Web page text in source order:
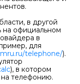
в другой
на официальном
в
для
telephone/).
), в котором
телефонию.